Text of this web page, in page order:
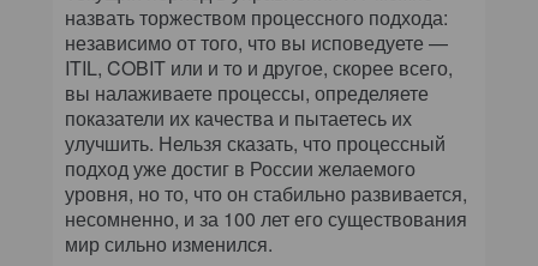
назвать торжеством процессного подхода:
независимо от того, что вы исповедуете —
ITIL, COBIT или и то и другое, скорее всего,
вы налаживаете процессы, определяете
показатели их качества и пытаетесь их
улучшить. Нельзя сказать, что процессный
подход уже достиг в России желаемого
уровня, но то, что он стабильно развивается,
несомненно, и за 100 лет его существования
мир сильно изменился.